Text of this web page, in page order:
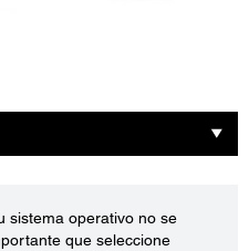
sistema operativo no se
que seleccione